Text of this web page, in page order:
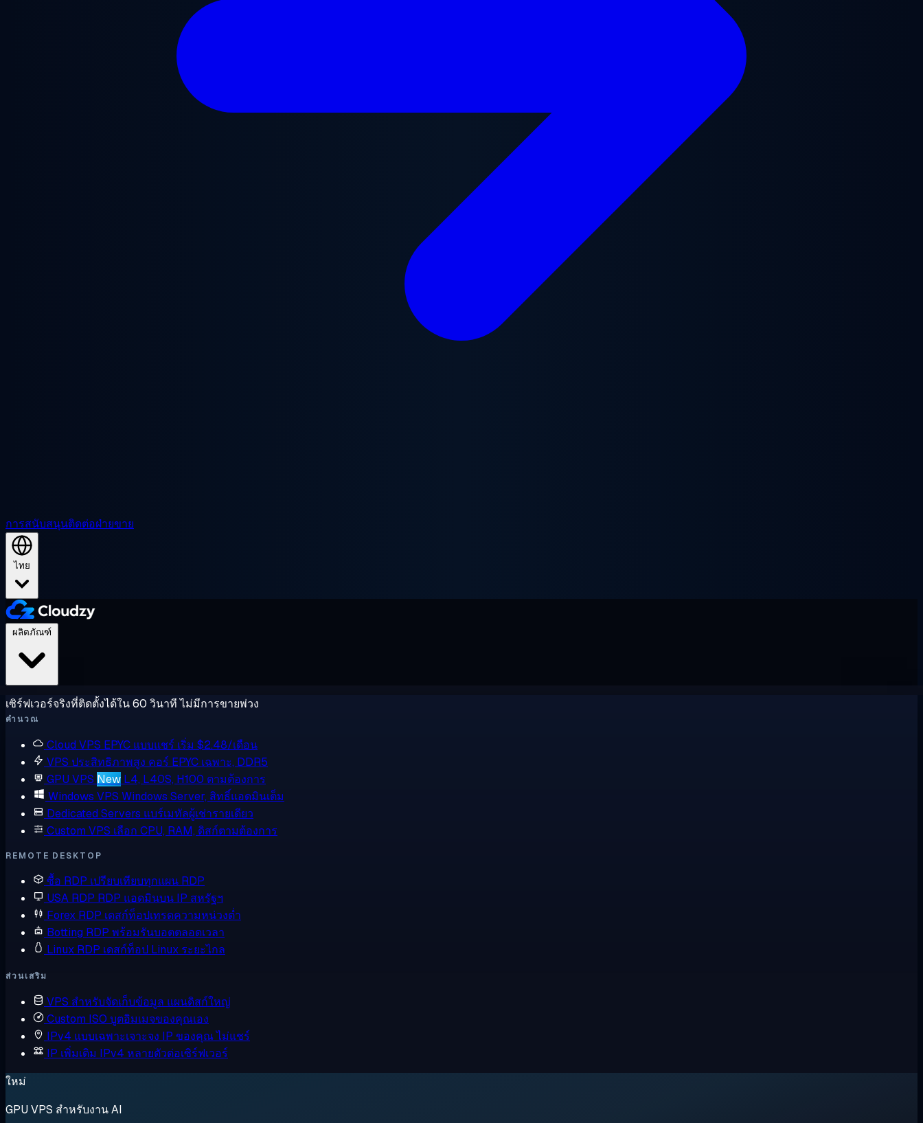
การสนับสนุนติดต่อฝ่ายขาย
ไทย
เซิร์ฟเวอร์จริงที่ติดตั้งได้ใน 60 วินาที ไม่มีการขายพ่วง
คำนวณ
Cloud VPS EPYC แบบแชร์ เริ่ม $2.48/เดือน
VPS ประสิทธิภาพสูง คอร์ EPYC เฉพาะ, DDR5
GPU VPS New L4, L40S, H100 ตามต้องการ
Windows VPS Windows Server, สิทธิ์แอดมินเต็ม
Dedicated Servers แบร์เมทัลผู้เช่ารายเดียว
Custom VPS เลือก CPU, RAM, ดิสก์ตามต้องการ
REMOTE DESKTOP
ซื้อ RDP เปรียบเทียบทุกแผน RDP
USA RDP RDP แอดมินบน IP สหรัฐฯ
Forex RDP เดสก์ท็อปเทรดความหน่วงต่ำ
Botting RDP พร้อมรันบอตตลอดเวลา
Linux RDP เดสก์ท็อป Linux ระยะไกล
ส่วนเสริม
VPS สำหรับจัดเก็บข้อมูล แผนดิสก์ใหญ่
Custom ISO บูตอิมเมจของคุณเอง
IPv4 แบบเฉพาะเจาะจง IP ของคุณ ไม่แชร์
IP เพิ่มเติม IPv4 หลายตัวต่อเซิร์ฟเวอร์
ใหม่
GPU VPS สำหรับงาน AI